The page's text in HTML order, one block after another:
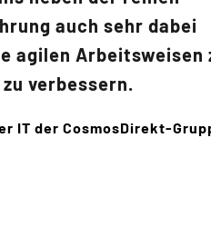
auch sehr dabei
agilen Arbeitsweisen
verbessern.
IT der CosmosDirekt-